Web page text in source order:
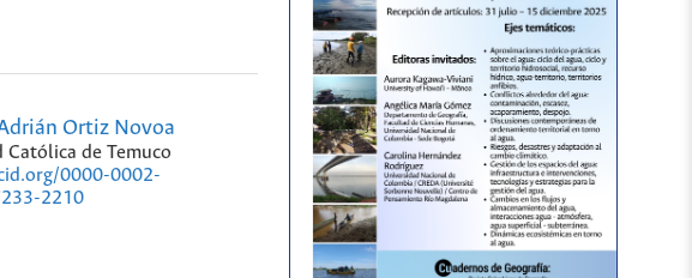
Ortiz Novoa
Católica de Temuco
0000-0002-
2210